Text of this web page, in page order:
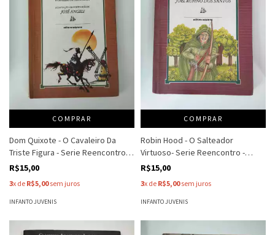
COMPRAR
Dom Quixote - O Cavaleiro Da
Triste Figura - Serie Reencontro -
Miguel De Cervantes - Adp Jose
R$15,00
3x de R$5,00sem juros
INFANTO JUVENIS
COMPRAR
Robin Hood - O Salteador
Virtuoso- Serie Reencontro -
Adapt Joel Rufino Dos Santos
R$15,00
3x de R$5,00sem juros
INFANTO JUVENIS